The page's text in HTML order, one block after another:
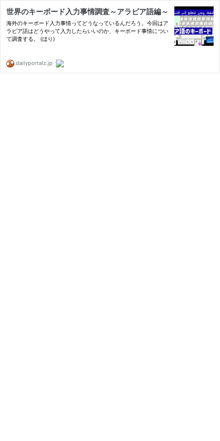
世界のキーボード入力事情調査～アラビア語編～
海外のキーボード入力事情ってどうなっているんだろう。今回はア
ラビア語はどうやって入力したらいいのか、キーボード事情につい
て調査する。 (ほり)
dailyportalz.jp